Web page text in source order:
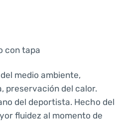
con tapa
medio ambiente,
preservación del calor.
del deportista. Hecho del
fluidez al momento de